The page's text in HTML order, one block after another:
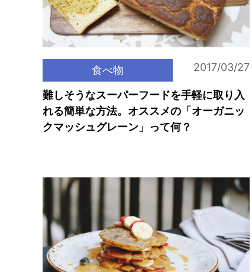
食べ物 2017/03/27
難しそうなスーパーフードを手軽に取り入
れる簡単な方法。オススメの「オーガニッ
クマッシュグレーン」って何？